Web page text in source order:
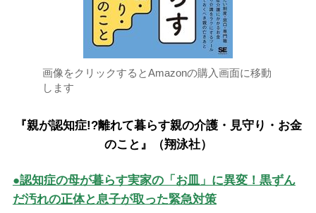
画像をクリックするとAmazonの購入画面に移動
します
『親が認知症!?離れて暮らす親の介護・見守り・お金
のこと』（翔泳社）
●認知症の母が暮らす実家の「お皿」に異変！黒ずん
だ汚れの正体と息子が取った緊急対策